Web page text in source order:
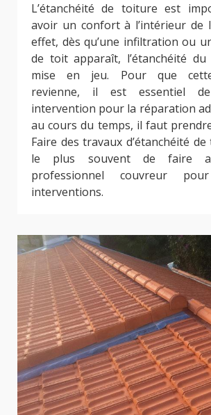
L’étanchéité de toiture est
avoir un confort à l’intérieur de
effet, dès qu’une infiltration ou
de toit apparaît, l’étanchéité
mise en jeu. Pour que
revienne, il est essentiel
intervention pour la réparation
au cours du temps, il faut
Faire des travaux d’étanchéité
le plus souvent de faire
professionnel couvreur
interventions.